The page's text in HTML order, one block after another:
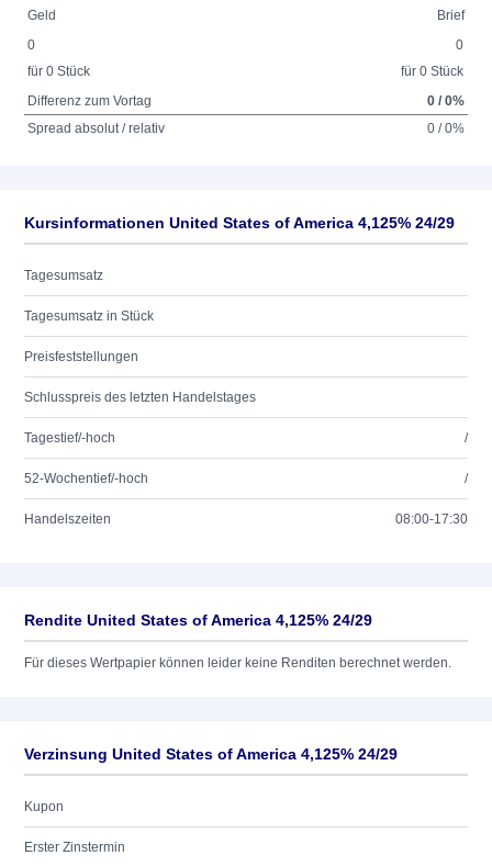
Geld
Brief
0
für 0 Stück
0
für 0 Stück
Differenz zum Vortag
0 / 0%
Spread absolut / relativ
0 / 0%
Kursinformationen United States of America 4,125% 24/29
Tagesumsatz
Tagesumsatz in Stück
Preisfeststellungen
Schlusspreis des letzten Handelstages
Tagestief/-hoch /
52-Wochentief/-hoch /
Handelszeiten 08:00-17:30
Rendite United States of America 4,125% 24/29
Für dieses Wertpapier können leider keine Renditen berechnet werden.
Verzinsung United States of America 4,125% 24/29
Kupon
Erster Zinstermin